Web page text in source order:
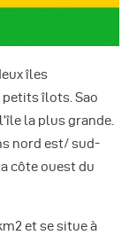
îles
petits îlots. Sao
la plus grande.
nord est/ sud-
côte ouest du
et se situe à